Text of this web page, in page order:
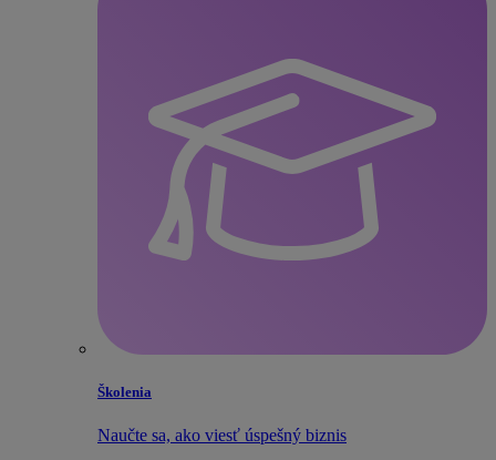
Školenia
Naučte sa, ako viesť úspešný biznis